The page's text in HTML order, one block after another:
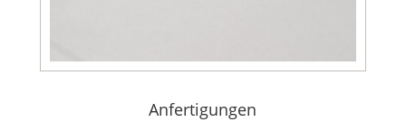
Anfertigungen